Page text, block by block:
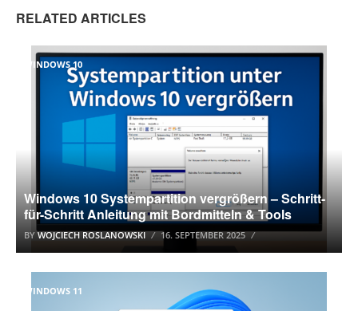
RELATED ARTICLES
WINDOWS 10
Windows 10 Systempartition vergrößern – Schritt-
für-Schritt Anleitung mit Bordmitteln & Tools
BYWOJCIECH ROSLANOWSKI 16. SEPTEMBER 2025
WINDOWS 11